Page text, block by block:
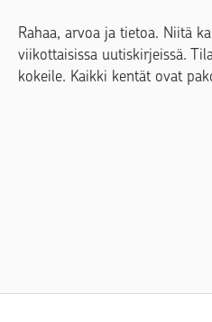
Rahaa, arvoa ja tietoa. Niitä
viikottaisissa uutiskirjeissä.
kokeile. Kaikki kentät ovat